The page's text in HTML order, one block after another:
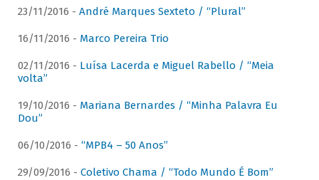
23/11/2016 - André Marques Sexteto / “Plural”
16/11/2016 - Marco Pereira Trio
02/11/2016 - Luísa Lacerda e Miguel Rabello / “Meia
volta”
19/10/2016 - Mariana Bernardes / “Minha Palavra Eu
Dou”
06/10/2016 - “MPB4 – 50 Anos”
29/09/2016 - Coletivo Chama / “Todo Mundo É Bom”